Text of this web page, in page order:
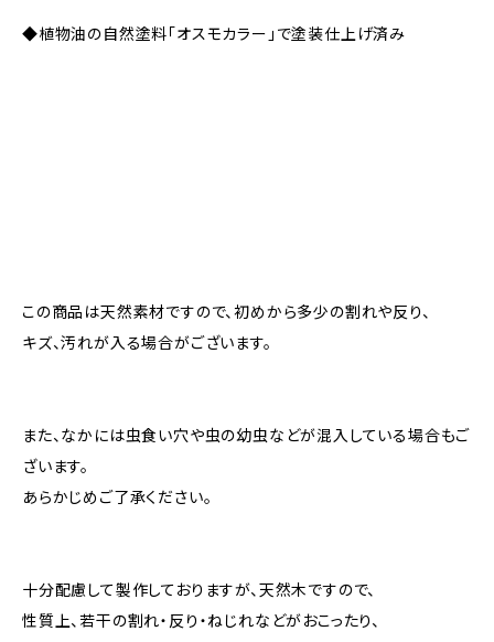
◆植物油の自然塗料「オスモカラー」で塗装仕上げ済み
この商品は天然素材ですので、初めから多少の割れや反り、
キズ、汚れが入る場合がございます。
また、なかには虫食い穴や虫の幼虫などが混入している場合もご
ざいます。
あらかじめご了承ください。
十分配慮して製作しておりますが、天然木ですので、
性質上、若干の割れ・反り・ねじれなどがおこったり、